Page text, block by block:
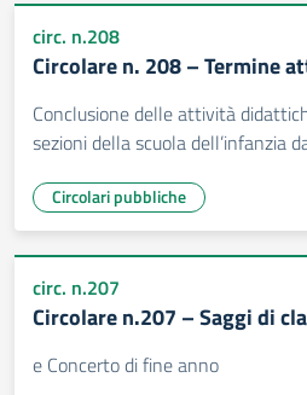
circ. n.208
Circolare n. 208 – Termine
Conclusione delle attività
sezioni della scuola dell’infanzia
Circolari pubbliche
circ. n.207
Circolare n.207 – Saggi di
e Concerto di fine anno